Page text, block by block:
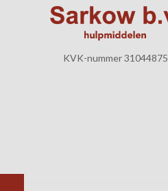
KVK-nummer 31044875